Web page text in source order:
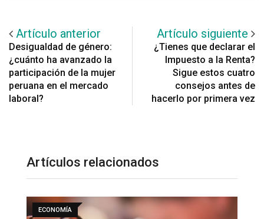
Artículo anterior
Desigualdad de género:
¿cuánto ha avanzado la
participación de la mujer
peruana en el mercado
laboral?
Artículo siguiente
¿Tienes que declarar el
Impuesto a la Renta?
Sigue estos cuatro
consejos antes de
hacerlo por primera vez
Artículos relacionados
ECONOMÍA